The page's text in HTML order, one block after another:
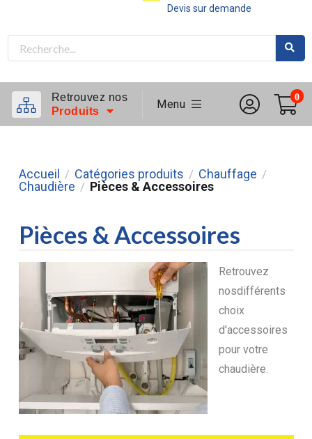
Devis sur demande
Retrouvez nos
Produits
Menu
0
Accueil / Catégories produits / Chauffage /
Chaudière / Pièces & Accessoires
Pièces & Accessoires
Retrouvez
nosdifférents
choix
d'accessoires
pour votre
chaudière.